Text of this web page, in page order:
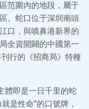
范圍內的地段，屬于
。蛇口位于深圳南頭
口，與噴鼻港新界的
全資開闢的中國第一
行的《招商局》特種
體即是一日千里的蛇
是性命”的口號牌，